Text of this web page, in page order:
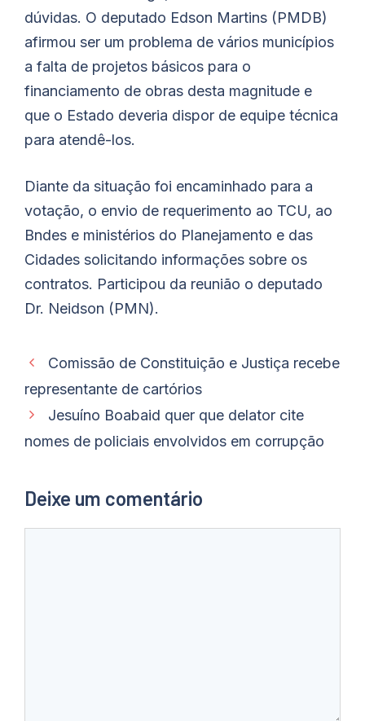
dúvidas. O deputado Edson Martins (PMDB)
afirmou ser um problema de vários municípios
a falta de projetos básicos para o
financiamento de obras desta magnitude e
que o Estado deveria dispor de equipe técnica
para atendê-los.
Diante da situação foi encaminhado para a
votação, o envio de requerimento ao TCU, ao
Bndes e ministérios do Planejamento e das
Cidades solicitando informações sobre os
contratos. Participou da reunião o deputado
Dr. Neidson (PMN).
Comissão de Constituição e Justiça recebe
representante de cartórios
Jesuíno Boabaid quer que delator cite
nomes de policiais envolvidos em corrupção
Deixe um comentário